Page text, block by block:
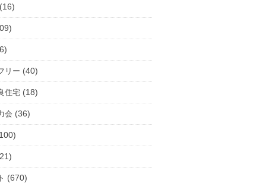
リー (40)
住宅 (18)
会 (36)
(670)